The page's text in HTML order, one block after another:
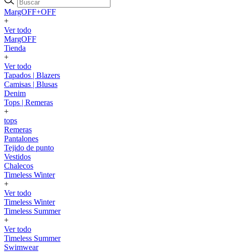
MargOFF+OFF
+
Ver todo
MargOFF
Tienda
+
Ver todo
Tapados | Blazers
Camisas | Blusas
Denim
Tops | Remeras
+
tops
Remeras
Pantalones
Tejido de punto
Vestidos
Chalecos
Timeless Winter
+
Ver todo
Timeless Winter
Timeless Summer
+
Ver todo
Timeless Summer
Swimwear